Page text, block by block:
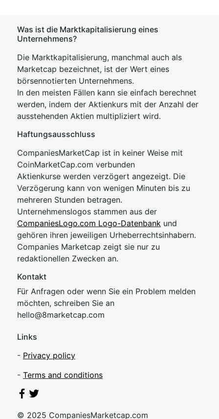
Was ist die Marktkapitalisierung eines
Unternehmens?
Die Marktkapitalisierung, manchmal auch als
Marketcap bezeichnet, ist der Wert eines
börsennotierten Unternehmens.
In den meisten Fällen kann sie einfach berechnet
werden, indem der Aktienkurs mit der Anzahl der
ausstehenden Aktien multipliziert wird.
Haftungsausschluss
CompaniesMarketCap ist in keiner Weise mit
CoinMarketCap.com verbunden
Aktienkurse werden verzögert angezeigt. Die
Verzögerung kann von wenigen Minuten bis zu
mehreren Stunden betragen.
Unternehmenslogos stammen aus der
CompaniesLogo.com Logo-Datenbank und
gehören ihren jeweiligen Urheberrechtsinhabern.
Companies Marketcap zeigt sie nur zu
redaktionellen Zwecken an.
Kontakt
Für Anfragen oder wenn Sie ein Problem melden
möchten, schreiben Sie an
hello@8marketcap.com
Links
- Privacy policy
- Terms and conditions
© 2025 CompaniesMarketcap.com